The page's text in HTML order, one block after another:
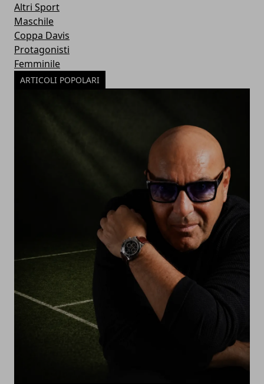
Altri Sport
Maschile
Coppa Davis
Protagonisti
Femminile
ARTICOLI POPOLARI